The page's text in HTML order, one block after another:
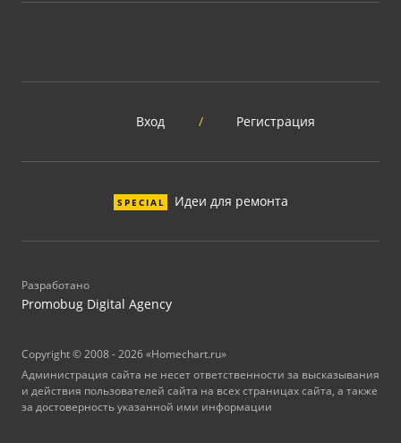
Вход / Регистрация
SPECIAL Идеи для ремонта
Разработано
Promobug Digital Agency
Copyright © 2008 - 2026 «Homechart.ru»
Администрация сайта не несет ответственности за высказывания
и действия пользователей сайта на всех страницах сайта, а также
за достоверность указанной ими информации